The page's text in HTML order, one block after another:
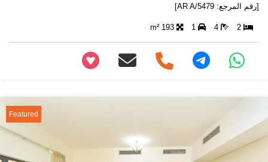
[رقم المرجع: AR A/5479]
2
4
1
193 m²
Featured